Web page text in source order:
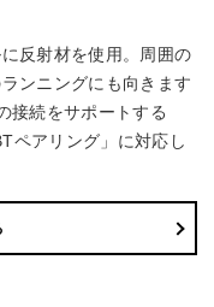
反射材を使用。周囲の
ンニングにも向きます
接続をサポートする
ペアリング」に対応し